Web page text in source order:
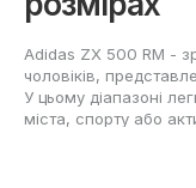
Adidas ZX 500 RM -
чоловіків,
У цьому діапазоні
міста, спорту або